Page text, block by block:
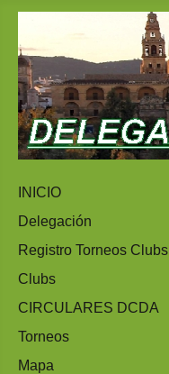
INICIO
Delegación
Registro Torneos Clubs
Clubs
CIRCULARES DCDA
Torneos
Mapa